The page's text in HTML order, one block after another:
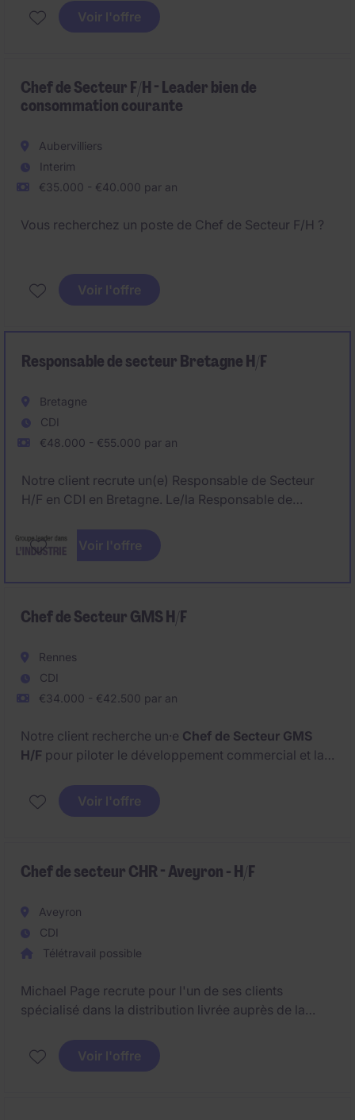
dans l'exécution terrain au sein du secteur de la
confiserie et du chewing-gum, avec un fort enjeu de
Voir l'offre
Chef de Secteur F/H - Leader bien de
consommation courante
Aubervilliers
Interim
€35.000 - €40.000 par an
Vous recherchez un poste de Chef de Secteur F/H ?
grand groupe leader sur son marché.
clients dans le secteur des biens de grande
Ce poste basé sur Aubervilliers s'inscrit dans un
Voir l'offre
Responsable de secteur Bretagne H/F
Bretagne
CDI
€48.000 - €55.000 par an
Notre client recrute un(e) Responsable de Secteur
H/F en CDI en Bretagne. Le/la Responsable de
de rechange, peinture et carrosserie, avec un fort
enjeu de développement commercial et de
Voir l'offre
Chef de Secteur GMS H/F
Rennes
CDI
€34.000 - €42.500 par an
Notre client recherche un·e Chef de Secteur GMS
H/F pour piloter le développement commercial et la
boissons énergisantes, cette personne contribue à la
croissance des ventes, à l'excellence d'exécution et
Voir l'offre
Chef de secteur CHR - Aveyron - H/F
Aveyron
CDI
Télétravail possible
Michael Page recrute pour l'un de ses clients
spécialisé dans la distribution livrée auprès de la
pour animer et développer un portefeuille de clients
professionnels sur le secteur de l'Aveyron.
Voir l'offre